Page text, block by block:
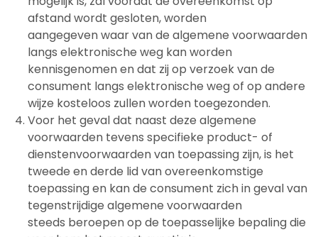
afstand wordt gesloten, worden
aangegeven waar van de algemene voorwaarden
langs elektronische weg kan worden
kennisgenomen en dat zij op verzoek van de
consument langs elektronische weg of op andere
wijze kosteloos zullen worden toegezonden.
Voor het geval dat naast deze algemene
voorwaarden tevens specifieke product- of
dienstenvoorwaarden van toepassing zijn, is het
tweede en derde lid van overeenkomstige
toepassing en kan de consument zich in geval van
tegenstrijdige algemene voorwaarden
steeds beroepen op de toepasselijke bepaling die